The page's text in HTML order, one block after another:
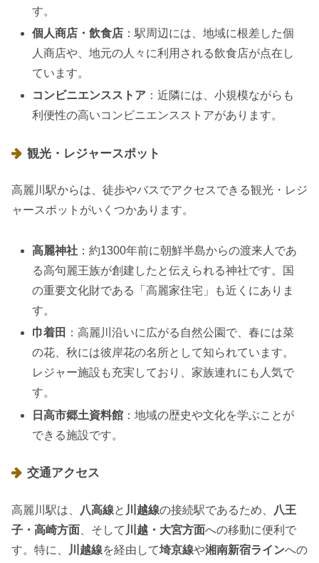
す。
個人商店・飲食店 ：駅周辺には、地域に根差した個
人商店や、地元の人々に利用される飲食店が点在し
ています。
コンビニエンスストア ：近隣には、小規模ながらも
利便性の高いコンビニエンスストアがあります。
観光・レジャースポット
高麗川駅からは、徒歩やバスでアクセスできる観光・レジ
ャースポットがいくつかあります。
高麗神社 ：約1300年前に朝鮮半島からの渡来人であ
る高句麗王族が創建したと伝えられる神社です。国
の重要文化財である「高麗家住宅」も近くにありま
す。
巾着田 ：高麗川沿いに広がる自然公園で、春には菜
の花、秋には彼岸花の名所として知られています。
レジャー施設も充実しており、家族連れにも人気で
す。
日高市郷土資料館 ：地域の歴史や文化を学ぶことが
できる施設です。
交通アクセス
高麗川駅は、 八高線と 川越線の接続駅であるため、
八王
子・高崎方面 、そして 川越・大宮方面への移動に便利で
す。特に、
川越線を経由して埼京線や湘南新宿ラインへの